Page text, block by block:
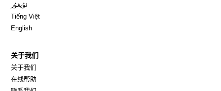
ئۇيغۇر
Tiếng Việt
English
关于我们
关于我们
在线帮助